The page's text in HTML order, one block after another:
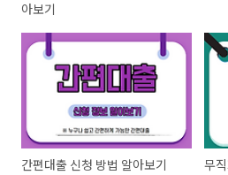
아보기
간편대출 신청 방법 알아보기 무